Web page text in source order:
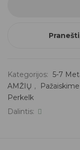
Kategorijos: 5-7
AMŽIŲ , Pažaiskime
Perkelk
Dalintis: